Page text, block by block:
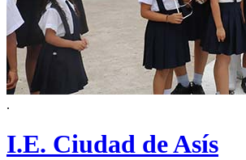
.
I.E. Ciudad de Asís